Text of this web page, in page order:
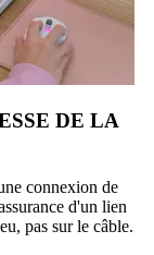
DE LA
connexion de
d'un lien
pas sur le câble.